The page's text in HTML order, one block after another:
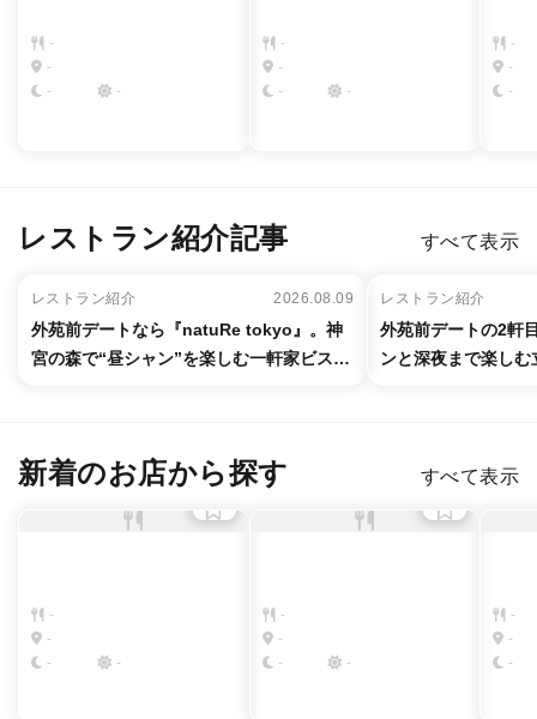
-
-
-
-
-
-
-
-
-
-
-
レストラン紹介記事 すべて表示
レストラン紹介 2026.08.09
外苑前デートなら『natuRe tokyo』。神
宮の森で“昼シャン”を楽しむ一軒家ビスト
レストラン紹介
外苑前デートの2軒
ンと深夜まで楽し
新着のお店から探す すべて表示
-
-
-
-
-
-
-
-
-
-
-